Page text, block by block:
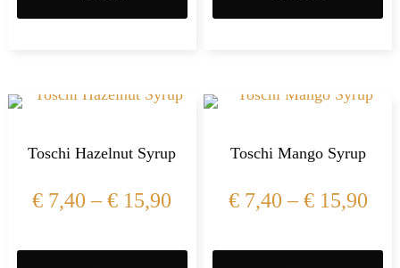
Toschi Hazelnut Syrup
€ 7,40 –€ 15,90
Toschi Mango Syrup
€7,40 –€15,90